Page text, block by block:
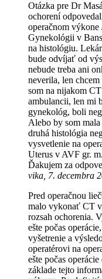
Otázka pre Dr
ochorení
operačnom výkone
Gynekológii v
na histológiu.
bude odvíjať od
nebude treba ani
neverila, len
som na nijakom
ambulancii, len mi
gynekológ, boli
Alebo by som
druhá histológia
vysvetlenie na
Uterus v AVF gr.
Ďakujem za
vika, 7. decembra
Pred operačnou
malo vykonať CT
rozsah ochorenia.
ešte počas
vyšetrenie a
operatérovi na
ešte počas
základe tejto